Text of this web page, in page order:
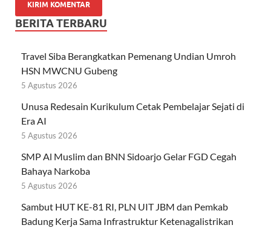
BERITA TERBARU
Travel Siba Berangkatkan Pemenang Undian Umroh
HSN MWCNU Gubeng
5 Agustus 2026
Unusa Redesain Kurikulum Cetak Pembelajar Sejati di
Era AI
5 Agustus 2026
SMP Al Muslim dan BNN Sidoarjo Gelar FGD Cegah
Bahaya Narkoba
5 Agustus 2026
Sambut HUT KE-81 RI, PLN UIT JBM dan Pemkab
Badung Kerja Sama Infrastruktur Ketenagalistrikan